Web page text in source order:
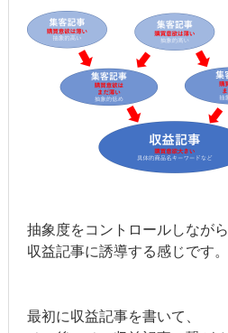
抽象度をコントロールしながら
収益記事に誘導する感じです。
最初に収益記事を書いて、